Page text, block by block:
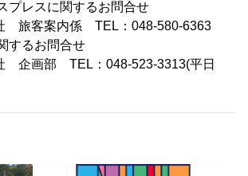
プレスに関するお問合せ
旅客案内係 TEL：048-580-6363
するお問合せ
企画部 TEL：048-523-3313(平日